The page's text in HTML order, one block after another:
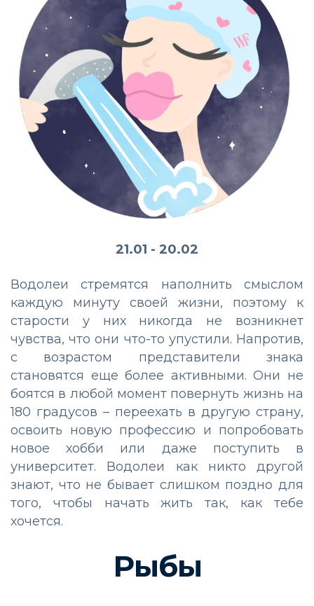
21.01 - 20.02
Водолеи стремятся наполнить смыслом
каждую минуту своей жизни, поэтому к
старости у них никогда не возникнет
чувства, что они что-то упустили. Напротив,
с возрастом представители знака
становятся еще более активными. Они не
боятся в любой момент повернуть жизнь на
180 градусов – переехать в другую страну,
освоить новую профессию и попробовать
новое хобби или даже поступить в
университет. Водолеи как никто другой
знают, что не бывает слишком поздно для
того, чтобы начать жить так, как тебе
хочется.
Рыбы